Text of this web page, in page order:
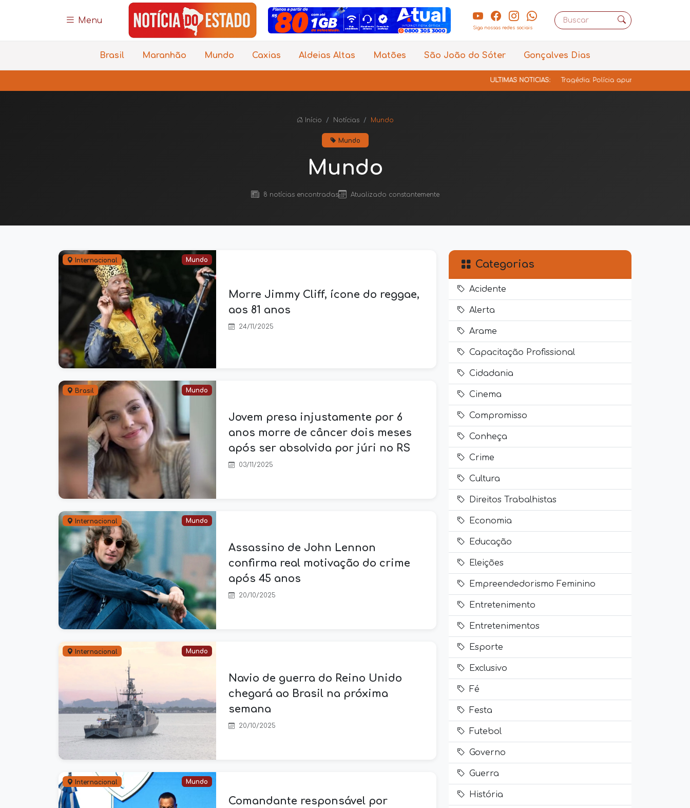
Menu
Siga nossas redes sociais
Brasil Maranhão Mundo Caxias Aldeias Altas Matões São João do Sóter Gonçalves Dias
ÚLTIMAS NOTÍCIAS: Tragédia: Polícia apura morte de Gustavo
Início Notícias Mundo
Mundo
Mundo
8 notícias encontradas Atualizado constantemente
Internacional Mundo
Morre Jimmy Cliff, ícone do reggae,
aos 81 anos
24/11/2025
Brasil Mundo
Jovem presa injustamente por 6
anos morre de câncer dois meses
após ser absolvida por júri no RS
03/11/2025
Internacional Mundo
Assassino de John Lennon
confirma real motivação do crime
após 45 anos
20/10/2025
Internacional Mundo
Navio de guerra do Reino Unido
chegará ao Brasil na próxima
semana
20/10/2025
Internacional Mundo
Comandante responsável por
Categorias
Acidente
Alerta
Arame
Capacitação Profissional
Cidadania
Cinema
Compromisso
Conheça
Crime
Cultura
Direitos Trabalhistas
Economia
Educação
Eleições
Empreendedorismo Feminino
Entretenimento
Entretenimentos
Esporte
Exclusivo
Fé
Festa
Futebol
Governo
Guerra
História